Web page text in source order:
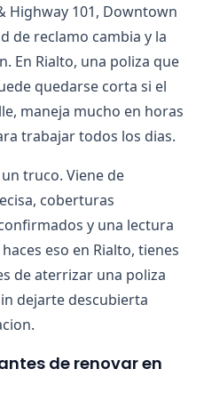
Highway 101, Downtown
de reclamo cambia y la
En Rialto, una poliza que
quedarse corta si el
maneja mucho en horas
trabajar todos los dias.
truco. Viene de
coberturas
y una lectura
eso en Rialto, tienes
de aterrizar una poliza
dejarte descubierta
de renovar en